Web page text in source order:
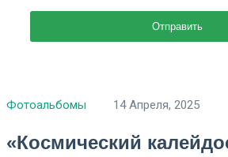
Фотоальбомы 14 Апреля, 2025
«Космический